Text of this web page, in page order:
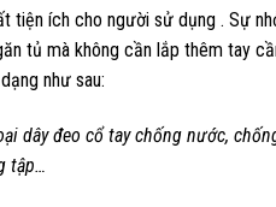
ích cho người sử dụng . Sự
tủ mà không cần lắp thêm tay
như sau:
dây đeo cổ tay chống nước,
tập…